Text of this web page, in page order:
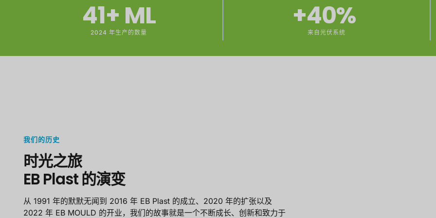
2024 年生产的数量
41+ ML
来自光伏系统
+40%
我们的历史
时光之旅
EB Plast 的演变
从 1991 年的默默无闻到 2016 年 EB Plast 的成立、2020 年的扩张以及
2022 年 EB MOULD 的开业，我们的故事就是一个不断成长、创新和致力于